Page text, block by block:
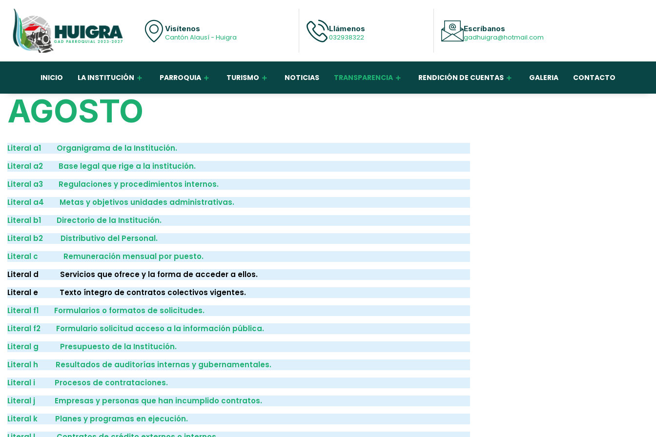
Visítenos
Cantón Alausí - Huigra
Llámenos
032938322
Escríbanos
gadhuigra@hotmail.com
INICIO LA INSTITUCIÓN PARROQUIA TURISMO NOTICIAS TRANSPARENCIA RENDICIÓN DE CUENTAS GALERIA CONTACTO
AGOSTO
Literal a1 Organigrama de la Institución.
Literal a2 Base legal que rige a la institución.
Literal a3 Regulaciones y procedimientos internos.
Literal a4 Metas y objetivos unidades administrativas.
Literal b1 Directorio de la Institución.
Literal b2 Distributivo del Personal.
Literal c Remuneración mensual por puesto.
Literal d Servicios que ofrece y la forma de acceder a ellos.
Literal e Texto íntegro de contratos colectivos vigentes.
Literal f1 Formularios o formatos de solicitudes.
Literal f2 Formulario solicitud acceso a la información pública.
Literal g Presupuesto de la Institución.
Literal h Resultados de auditorías internas y gubernamentales.
Literal i Procesos de contrataciones.
Literal j Empresas y personas que han incumplido contratos.
Literal k Planes y programas en ejecución.